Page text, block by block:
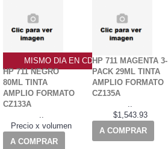
MISMO DIA EN CDMX
HP 711 NEGRO
80ML TINTA
AMPLIO FORMATO
CZ133A
Precio x volumen
A COMPRAR
HP 711 MAGENTA 3-
PACK 29ML TINTA
AMPLIO FORMATO
CZ135A
$1,543.93
A COMPRAR